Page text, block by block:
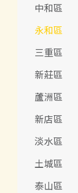
中和區
永和區
三重區
新莊區
蘆洲區
新店區
淡水區
土城區
泰山區